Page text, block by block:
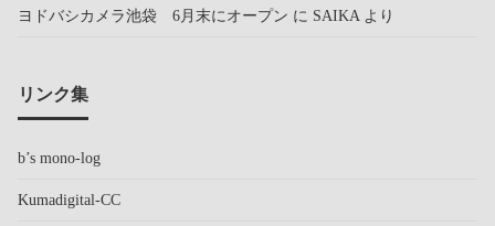
ヨドバシカメラ池袋 6月末にオープン に SAIKA より
リンク集
b’s mono-log
Kumadigital-CC